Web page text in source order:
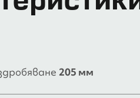
205 мм